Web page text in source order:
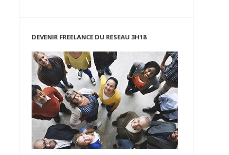
DEVENIR FREELANCE DU RESEAU 3H18